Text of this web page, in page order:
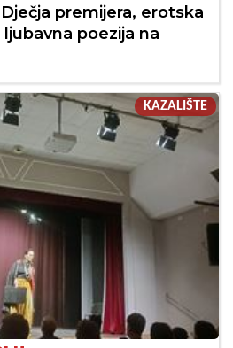
premijera, erotska
poezija na
KAZALIŠTE